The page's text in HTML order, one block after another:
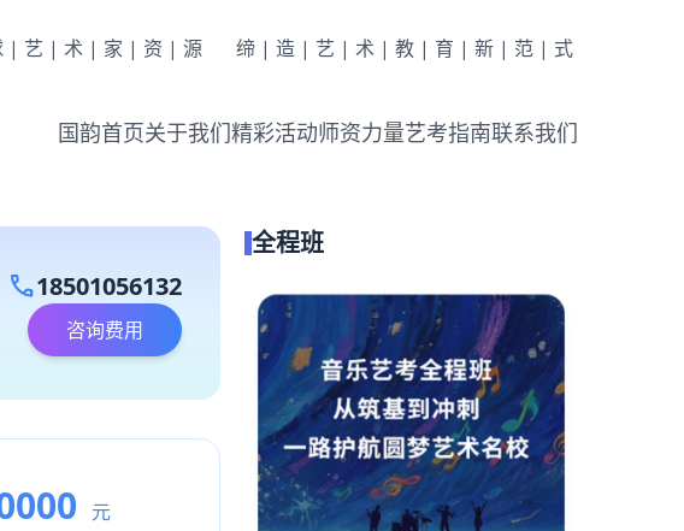
|艺|术|家|资|源 缔|造|艺|术|教|育|新|范|式
国韵首页关于我们精彩活动师资力量艺考指南联系我们
call18501056132
咨询费用
元
全程班